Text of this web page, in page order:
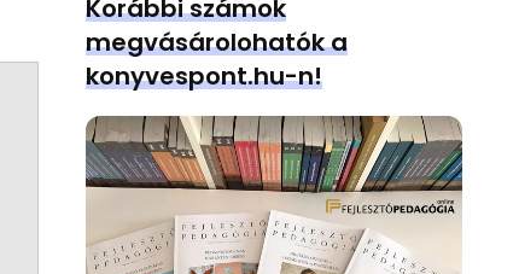
Korábbi számok
megvásárolohatók a
konyvespont.hu-n!